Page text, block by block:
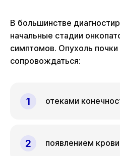
В большинстве
начальные стадии
симптомов. Опухоль
сопровождаться:
отеками
появлением